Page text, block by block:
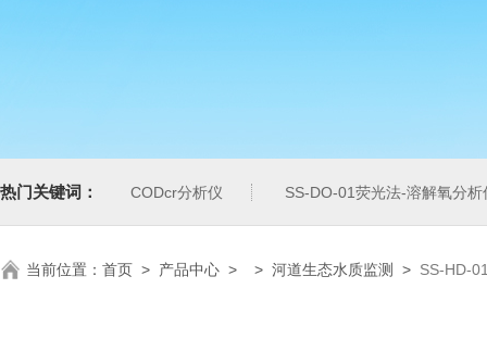
热门关键词： CODcr分析仪 SS-DO-01荧光法-溶解氧分析
当前位置： 首页 > 产品中心 > > 河道生态水质监测 > SS-HD-